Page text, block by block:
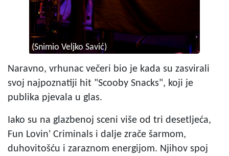
(Snimio Veljko Savić)
Naravno, vrhunac večeri bio je kada su zasvirali
svoj najpoznatiji hit "Scooby Snacks", koji je
publika pjevala u glas.
Iako su na glazbenoj sceni više od tri desetljeća,
Fun Lovin' Criminals i dalje zrače šarmom,
duhovitošću i zaraznom energijom. Njihov spoj